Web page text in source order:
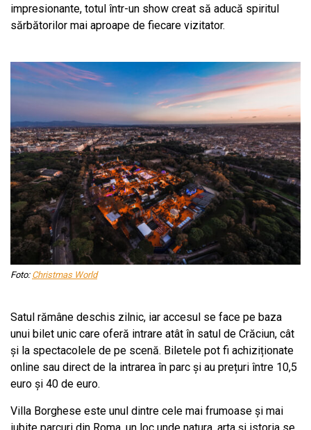
impresionante, totul într-un show creat să aducă spiritul
sărbătorilor mai aproape de fiecare vizitator.
Foto: Christmas World
Satul rămâne deschis zilnic, iar accesul se face pe baza
unui bilet unic care oferă intrare atât în satul de Crăciun, cât
și la spectacolele de pe scenă. Biletele pot fi achiziționate
online sau direct de la intrarea în parc și au prețuri între 10,5
euro și 40 de euro.
Villa Borghese este unul dintre cele mai frumoase și mai